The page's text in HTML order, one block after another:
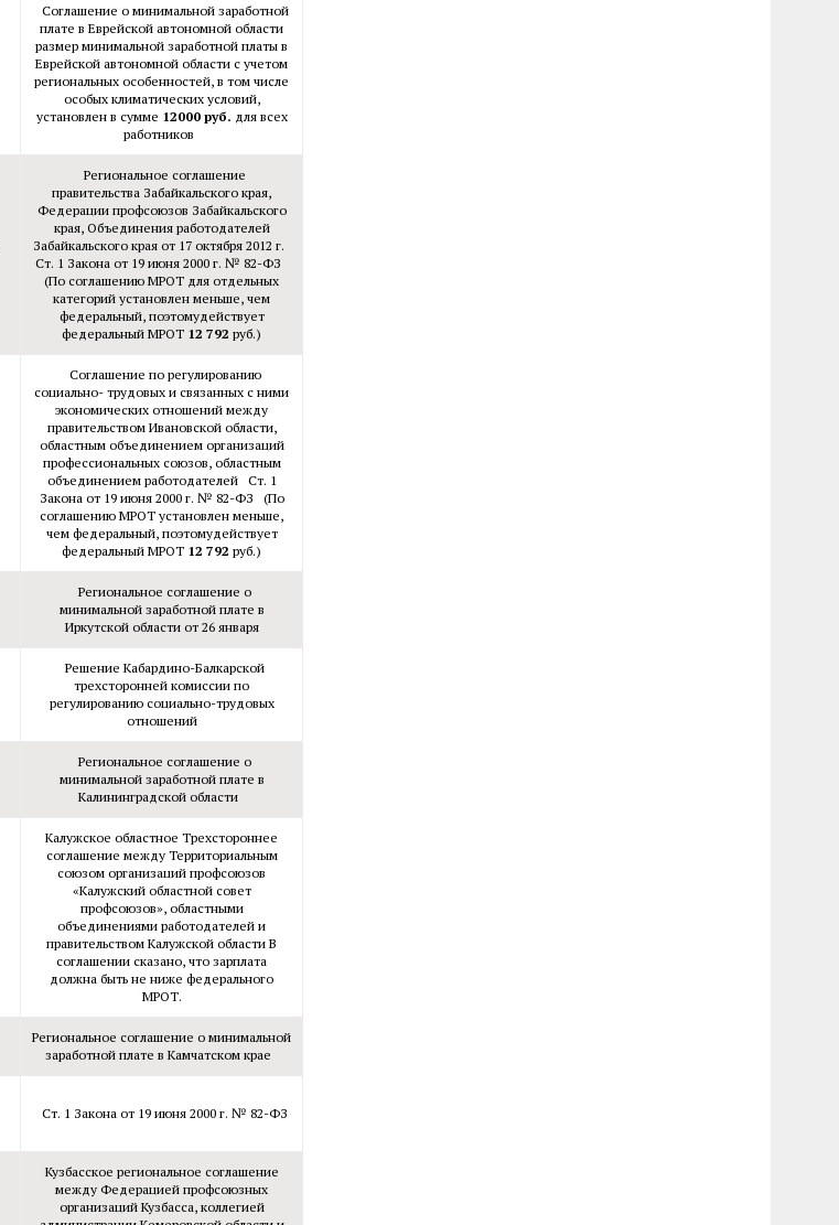
Соглашение о минимальной заработной
плате в Еврейской автономной области
размер минимальной заработной платы в
Еврейской автономной области с учетом
региональных особенностей, в том числе
особых климатических условий,
установлен в сумме 12000 руб. для всех
работников
Региональное соглашение
правительства Забайкальского края,
Федерации профсоюзов Забайкальского
края, Объединения работодателей
Забайкальского края от 17 октября 2012 г.
Ст. 1 Закона от 19 июня 2000 г. № 82-ФЗ
(По соглашению МРОТ для отдельных
категорий установлен меньше, чем
федеральный, поэтомудействует
федеральный МРОТ 12 792 руб.)
Соглашение по регулированию
социально- трудовых и связанных с ними
экономических отношений между
правительством Ивановской области,
областным объединением организаций
профессиональных союзов, областным
объединением работодателей Ст. 1
Закона от 19 июня 2000 г. № 82-ФЗ (По
соглашению МРОТ установлен меньше,
чем федеральный, поэтомудействует
федеральный МРОТ 12 792 руб.)
Региональное соглашение о
минимальной заработной плате в
Иркутской области от 26 января
Решение Кабардино-Балкарской
трехсторонней комиссии по
регулированию социально-трудовых
отношений
Региональное соглашение о
минимальной заработной плате в
Калининградской области
Калужское областное Трехстороннее
соглашение между Территориальным
союзом организаций профсоюзов
«Калужский областной совет
профсоюзов», областными
объединениями работодателей и
правительством Калужской области В
соглашении сказано, что зарплата
должна быть не ниже федерального
МРОТ.
Региональное соглашение о минимальной
заработной плате в Камчатском крае
Ст. 1 Закона от 19 июня 2000 г. № 82-ФЗ
Кузбасское региональное соглашение
между Федерацией профсоюзных
организаций Кузбасса, коллегией